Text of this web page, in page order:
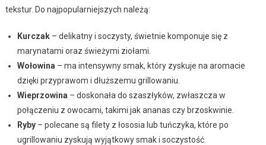
tekstur. Do najpopularniejszych należą:
Kurczak– delikatny i soczysty, świetnie komponuje się z
marynatami oraz świeżymi ziołami.
Wołowina – ma intensywny smak, który zyskuje na aromacie
dzięki przyprawom i dłuższemu grillowaniu.
Wieprzowina – doskonała do szaszłyków, zwłaszcza w
połączeniu z owocami, takimi jak ananas czy brzoskwinie.
Ryby– polecane są filety z łososia lub tuńczyka, które po
ugrillowaniu zyskują wyjątkowy smak i soczystość.